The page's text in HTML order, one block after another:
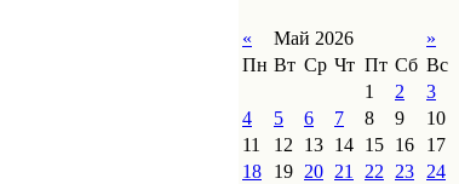
« Май 2026
»
Пн Вт Ср Чт Пт Сб Вс
1
2
3
4
5 6 7 8 9
10
11
12 13 14 15 16
17
18
19 20 21 22 23
24